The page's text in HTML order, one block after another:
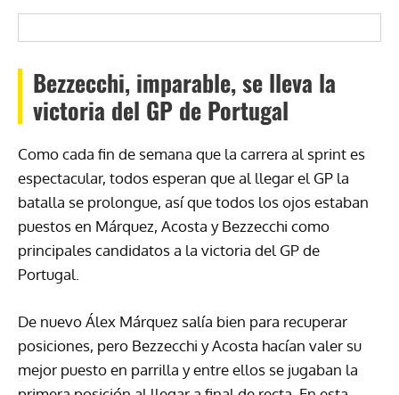
Bezzecchi, imparable, se lleva la
victoria del GP de Portugal
Como cada fin de semana que la carrera al sprint es
espectacular, todos esperan que al llegar el GP la
batalla se prolongue, así que todos los ojos estaban
puestos en Márquez, Acosta y Bezzecchi como
principales candidatos a la victoria del GP de
Portugal.
De nuevo Álex Márquez salía bien para recuperar
posiciones, pero Bezzecchi y Acosta hacían valer su
mejor puesto en parrilla y entre ellos se jugaban la